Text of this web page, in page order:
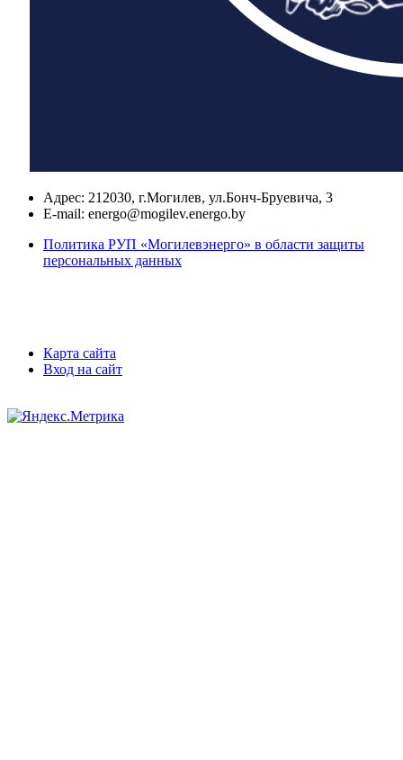
Адрес: 212030, г.Могилев, ул.Бонч-Бруевича, 3
E-mail: energo@mogilev.energo.by
Политика РУП «Могилевэнерго» в области защиты
персональных данных
Карта сайта
Вход на сайт